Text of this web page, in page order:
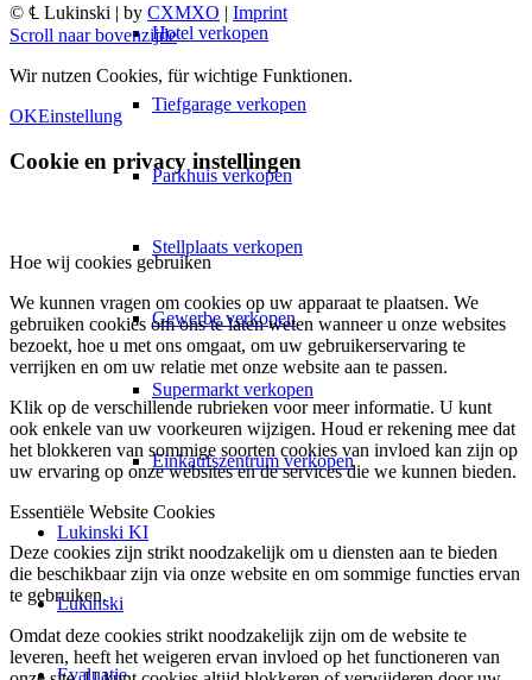
Hotel verkopen
Tiefgarage verkopen
Parkhuis verkopen
Stellplaats verkopen
Gewerbe verkopen
Supermarkt verkopen
Einkaufszentrum verkopen
Lukinski KI
Lukinski
Evaluatie
© ℄ Lukinski | by CXMXO | Imprint
Scroll naar bovenzijde
Wir nutzen Cookies, für wichtige Funktionen.
OKEinstellung
Cookie en privacy instellingen
Hoe wij cookies gebruiken
We kunnen vragen om cookies op uw apparaat te plaatsen. We
gebruiken cookies om ons te laten weten wanneer u onze websites
bezoekt, hoe u met ons omgaat, om uw gebruikerservaring te
verrijken en om uw relatie met onze website aan te passen.
Klik op de verschillende rubrieken voor meer informatie. U kunt
ook enkele van uw voorkeuren wijzigen. Houd er rekening mee dat
het blokkeren van sommige soorten cookies van invloed kan zijn op
uw ervaring op onze websites en de services die we kunnen bieden.
Essentiële Website Cookies
Deze cookies zijn strikt noodzakelijk om u diensten aan te bieden
die beschikbaar zijn via onze website en om sommige functies ervan
te gebruiken.
Omdat deze cookies strikt noodzakelijk zijn om de website te
leveren, heeft het weigeren ervan invloed op het functioneren van